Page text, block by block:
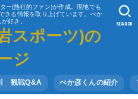
ー(熱狂的ファン)が作成。現地でも
きる情報を取り上げています。べか
好き。
スポーツ)の
ジ
観戦Q&A べか彦くんの紹介
SEARCH